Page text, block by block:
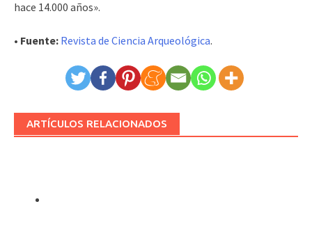
hace 14.000 años».
• Fuente: Revista de Ciencia Arqueológica.
ARTÍCULOS RELACIONADOS